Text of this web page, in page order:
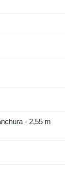
- 2,55 m